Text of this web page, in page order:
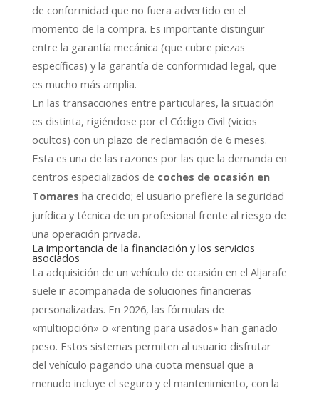
de conformidad que no fuera advertido en el
momento de la compra. Es importante distinguir
entre la garantía mecánica (que cubre piezas
específicas) y la garantía de conformidad legal, que
es mucho más amplia.
En las transacciones entre particulares, la situación
es distinta, rigiéndose por el Código Civil (vicios
ocultos) con un plazo de reclamación de 6 meses.
Esta es una de las razones por las que la demanda en
centros especializados de coches de ocasión en
Tomares ha crecido; el usuario prefiere la seguridad
jurídica y técnica de un profesional frente al riesgo de
una operación privada.
La importancia de la financiación y los servicios
asociados
La adquisición de un vehículo de ocasión en el Aljarafe
suele ir acompañada de soluciones financieras
personalizadas. En 2026, las fórmulas de
«multiopción» o «renting para usados» han ganado
peso. Estos sistemas permiten al usuario disfrutar
del vehículo pagando una cuota mensual que a
menudo incluye el seguro y el mantenimiento, con la